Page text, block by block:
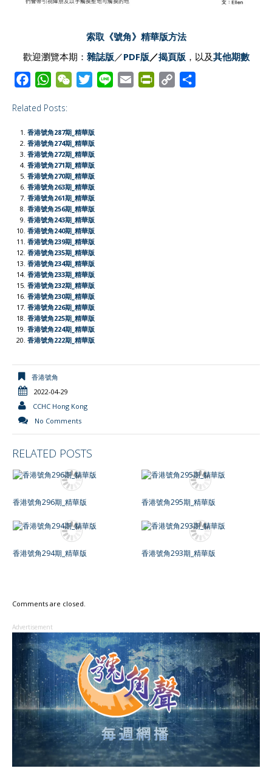
索取《號角》精華版方法
歡迎瀏覽本期： 雜誌版 ／PDF版 ／揭頁版 ，以及其他期數
c
e
b
o
o
k
W
a
t
s
A
p
p
W
h
a
t
t
t
e
r
Related Posts:
香港號角287期_精華版
香港號角274期_精華版
香港號角272期_精華版
香港號角271期_精華版
香港號角270期_精華版
香港號角263期_精華版
香港號角261期_精華版
香港號角256期_精華版
香港號角243期_精華版
香港號角240期_精華版
香港號角239期_精華版
香港號角235期_精華版
香港號角234期_精華版
香港號角233期_精華版
香港號角232期_精華版
香港號角230期_精華版
香港號角226期_精華版
香港號角225期_精華版
香港號角224期_精華版
香港號角222期_精華版
香港號角
2022-04-29
CCHC Hong Kong
No Comments
RELATED POSTS
香港號角296期_精華版 香港號角295期_精華版
香港號角294期_精華版 香港號角293期_精華版
Comments are closed.
Advertisement